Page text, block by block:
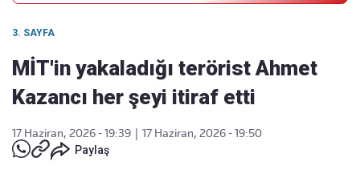
3. SAYFA
MİT'in yakaladığı terörist Ahmet
Kazancı her şeyi itiraf etti
17 Haziran, 2026 - 19:39
17 Haziran, 2026 - 19:50
Paylaş